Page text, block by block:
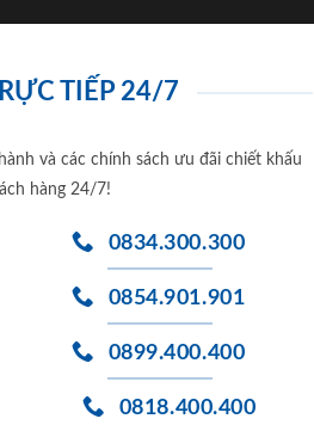
TIẾP 24/7
và các chính sách ưu đãi chiết khấu
hàng 24/7!
0834.300.300
0854.901.901
0899.400.400
0818.400.400